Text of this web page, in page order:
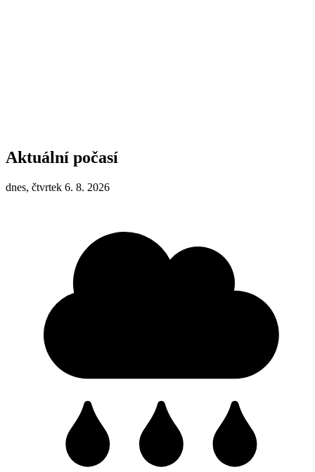
Aktuální počasí
dnes, čtvrtek 6. 8. 2026